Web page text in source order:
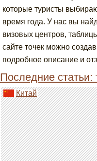
которые туристы
время года. У нас вы
визовых центров,
сайте точек можно
подробное описание и
Последние
Китай